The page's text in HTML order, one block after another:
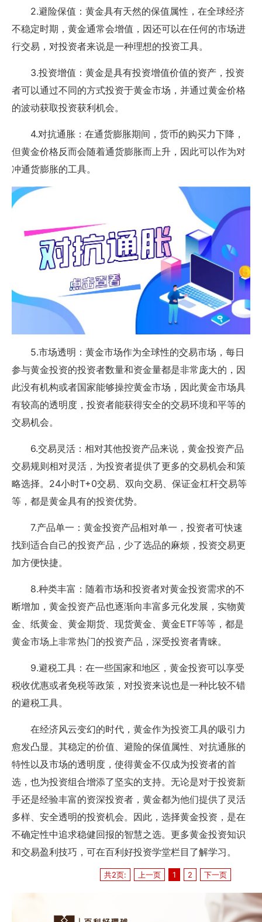
2.避险保值：黄金具有天然的保值属性，在全球经济
不稳定时期，黄金通常会增值，因还可以在任何的市场进
行交易，对投资者来说是一种理想的投资工具。
3.投资增值：黄金是具有投资增值价值的资产，投资
者可以通过不同的方式投资于黄金市场，并通过黄金价格
的波动获取投资获利机会。
4.对抗通胀：在通货膨胀期间，货币的购买力下降，
但黄金价格反而会随着通货膨胀而上升，因此可以作为对
冲通货膨胀的工具。
5.市场透明：黄金市场作为全球性的交易市场，每日
参与黄金投资的投资者数量和资金量都是非常庞大的，因
此没有机构或者国家能够操控黄金市场，因此黄金市场具
有较高的透明度，投资者能获得安全的交易环境和平等的
交易机会。
6.交易灵活：相对其他投资产品来说，黄金投资产品
交易规则相对灵活，为投资者提供了更多的交易机会和策
略选择。24小时T+0交易、双向交易、保证金杠杆交易等
等，都是黄金具有的投资优势。
7.产品单一：黄金投资产品相对单一，投资者可快速
找到适合自己的投资产品，少了选品的麻烦，投资交易更
加方便快捷。
8.种类丰富：随着市场和投资者对黄金投资需求的不
断增加，黄金投资产品也逐渐向丰富多元化发展，实物黄
金、纸黄金、黄金期货、现货黄金、黄金ETF等等，都是
黄金市场上非常热门的投资产品，深受投资者青睐。
9.避税工具：在一些国家和地区，黄金投资可以享受
税收优惠或者免税等政策，对投资来说也是一种比较不错
的避税工具。
在经济风云变幻的时代，黄金作为投资工具的吸引力
愈发凸显。其稳定的价值、避险的保值属性、对抗通胀的
特性以及市场的透明度，使得黄金不仅成为投资者的首
选，也为投资组合增添了坚实的支持。无论是对于投资新
手还是经验丰富的资深投资者，黄金都为他们提供了灵活
多样、安全透明的投资机会。因此，选择黄金投资，是在
不确定性中追求稳健回报的智慧之选。更多黄金投资知识
和交易盈利技巧，可在百利好投资学堂栏目了解学习。
共2页: 上一页 1 2 下一页